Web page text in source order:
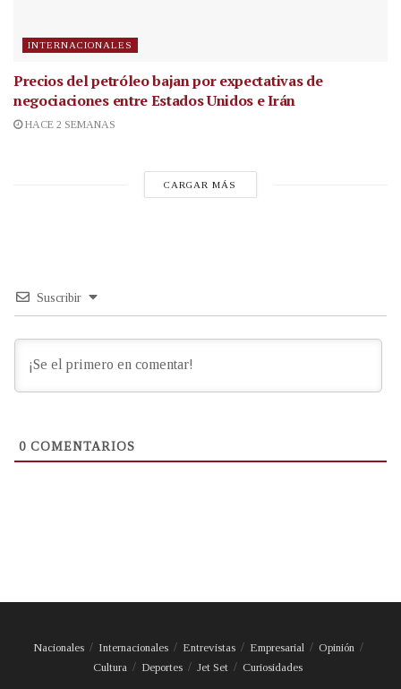
INTERNACIONALES
Precios del petróleo bajan por expectativas de
negociaciones entre Estados Unidos e Irán
HACE 2 SEMANAS
CARGAR MÁS
Suscribir
0 COMENTARIOS
Nacionales Internacionales Entrevistas Empresarial
Opinión
Cultura
Deportes Jet Set Curiosidades